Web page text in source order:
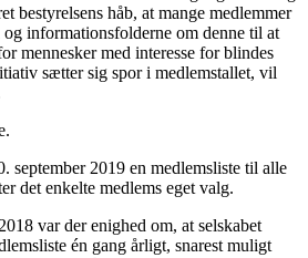
bestyrelsens håb, at mange medlemmer
informationsfolderne om denne til at
mennesker med interesse for blindes
sætter sig spor i medlemstallet, vil
september 2019 en medlemsliste til alle
det enkelte medlems eget valg.
var der enighed om, at selskabet
én gang årligt, snarest muligt